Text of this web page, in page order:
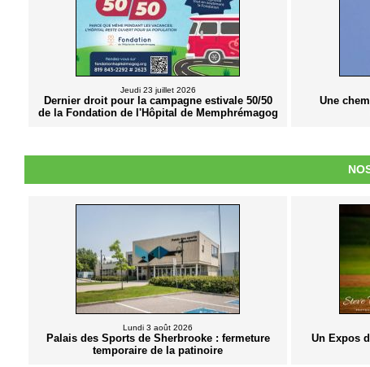
Jeudi 23 juillet 2026
Dernier droit pour la campagne estivale 50/50
de la Fondation de l'Hôpital de Memphrémagog
Une
Lundi 3 août 2026
Palais des Sports de Sherbrooke : fermeture
temporaire de la patinoire
Un Expos